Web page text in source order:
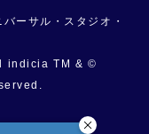
ーサル・スタジオ・
indicia TM & ©